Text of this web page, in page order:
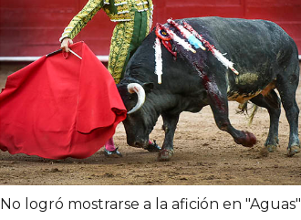
No logró mostrarse a la afición en "Aguas"